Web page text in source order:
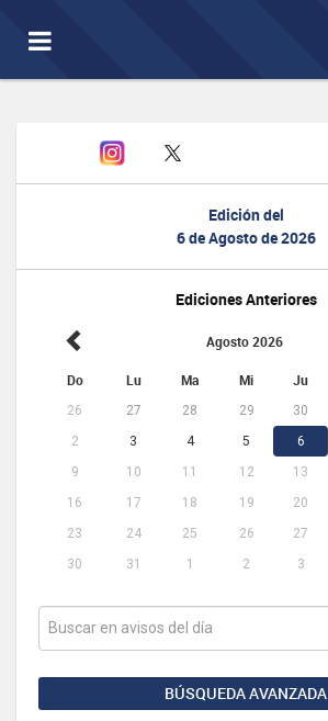
Toggle
navigation
Edición del
6 de Agosto de 2026
Ediciones Anteriores
Agosto 2026
Do Lu Ma Mi Ju
26 27 28 29 30
2
3 4 5 6
9
10 11 12 13
16
17 18 19 20
23
24 25 26 27
30
31 1 2 3
BÚSQUEDA AVANZADA